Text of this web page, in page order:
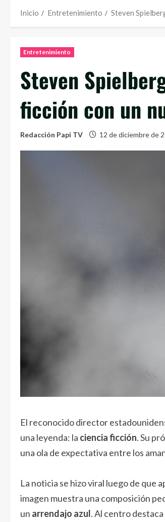
Inicio Entretenimiento Steven
Entretenimiento
Steven
ficción con un
Redacción Papi TV 12 de diciembre de
El reconocido director
una leyenda: la ciencia ficción. Su
una ola de expectativa entre los
La noticia se hizo viral luego de que
imagen muestra una composición
un arrendajo azul. Al centro